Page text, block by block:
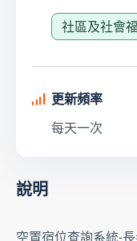
社區及社會
更新頻率
每天一次
說明
空置宿位查詢系統-